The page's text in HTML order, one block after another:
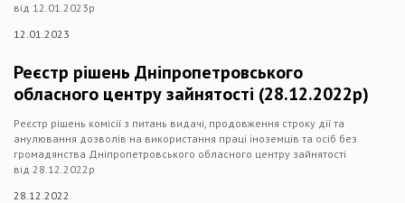
від 12.01.2023​р
12.01.2023
Реєстр рішень Дніпропетровського
обласного центру зайнятості (28.12.2022р)
Реєстр рішень комісії з питань видачі, продовження строку дії та
анулювання дозволів на використання праці іноземців та осіб без
громадянства Дніпропетровського обласного центру зайнятості
від 28.12.2022​р
28.12.2022